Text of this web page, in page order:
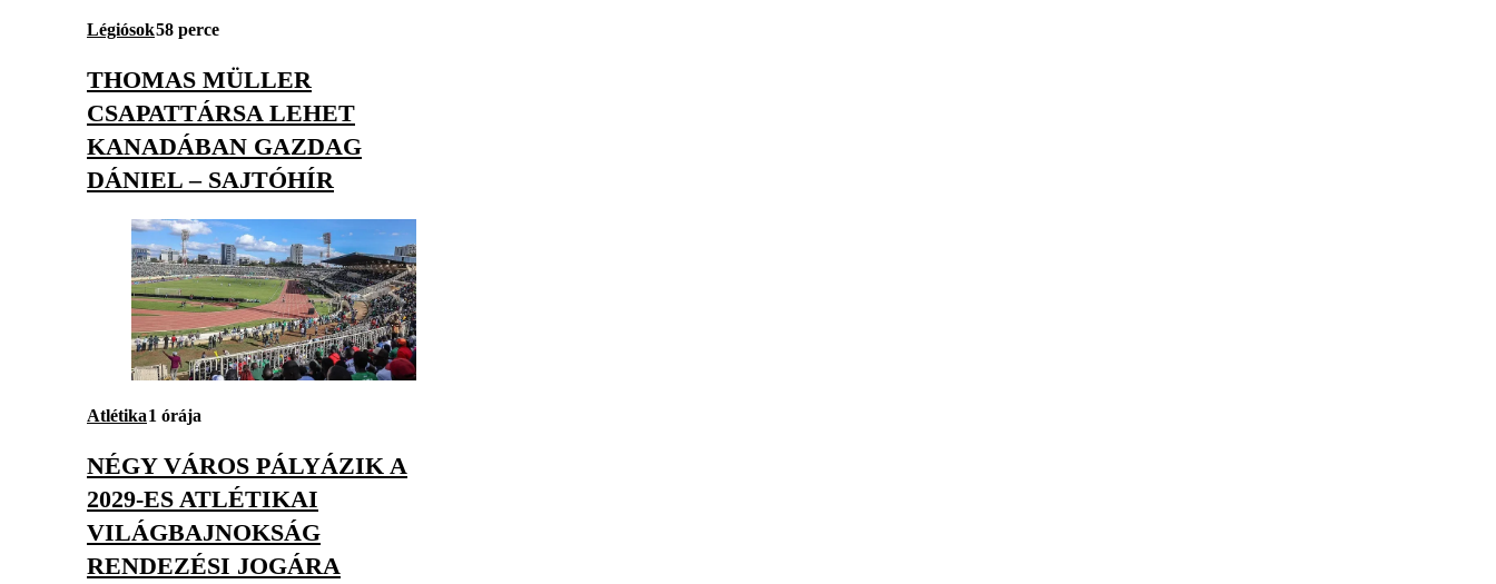
Légiósok58 perce
THOMAS MÜLLER
CSAPATTÁRSA LEHET
KANADÁBAN GAZDAG
DÁNIEL – SAJTÓHÍR
Atlétika1 órája
NÉGY VÁROS PÁLYÁZIK A
2029-ES ATLÉTIKAI
VILÁGBAJNOKSÁG
RENDEZÉSI JOGÁRA